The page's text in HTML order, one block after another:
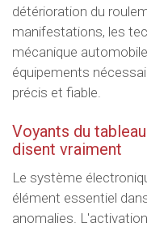
détérioration du
manifestations, les
mécanique
équipements
précis et fiable.
Voyants du
disent vraiment
Le système
élément essentiel
anomalies.